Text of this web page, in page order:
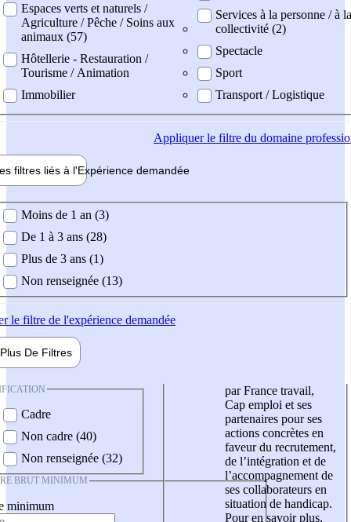
Espaces verts et naturels /
Agriculture / Pêche / Soins aux
animaux (57)
Hôtellerie - Restauration /
Tourisme / Animation
Immobilier
Services à la personne / à la
collectivité (2)
Spectacle
Sport
Transport / Logistique
Appliquerle filtre du domaine
filtres liés à l'Expérience demandée
demandée
Moins de 1 an (3)
De 1 à 3 ans (28)
Plus de 3 ans (1)
Non renseignée (13)
le filtre de l'expérience demandée
Plus De Filtres
Cadre
Non cadre (40)
Non renseignée (32)
BRUT MINIMUM
minimum
par France travail,
Cap emploi et ses
partenaires pour ses
actions concrètes en
faveur du recrutement,
de l’intégration et de
l’accompagnement de
ses collaborateurs en
situation de handicap.
Pour en savoir plus,